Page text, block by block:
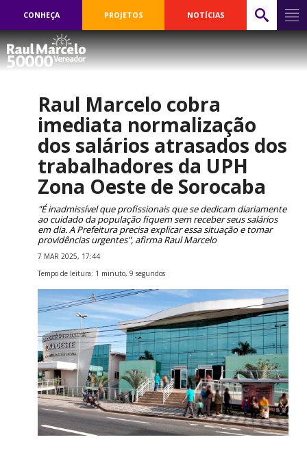
CONHEÇA PROJETOS NOTÍCIAS
Raul Marcelo cobra
imediata normalização
dos salários atrasados dos
trabalhadores da UPH
Zona Oeste de Sorocaba
"É inadmissível que profissionais que se dedicam diariamente
ao cuidado da população fiquem sem receber seus salários
em dia. A Prefeitura precisa explicar essa situação e tomar
providências urgentes", afirma Raul Marcelo
7 MAR 2025, 17:44
Tempo de leitura: 1 minuto, 9 segundos